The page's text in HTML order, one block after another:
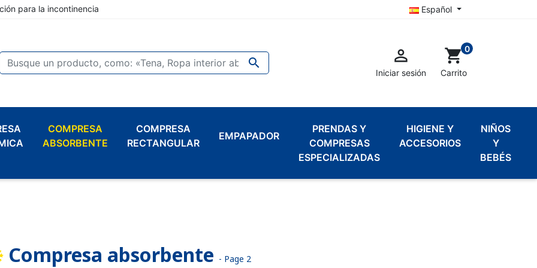
para la incontinencia Español
 
Iniciar sesión
shopping_cart0
Carrito
COMPRESA
ABSORBENTE
COMPRESA
RECTANGULAR
EMPAPADOR
PRENDAS Y
COMPRESAS
ESPECIALIZADAS
HIGIENE Y
ACCESORIOS
NIÑOS
Y
BEBÉS
Compresa absorbente - Page 2